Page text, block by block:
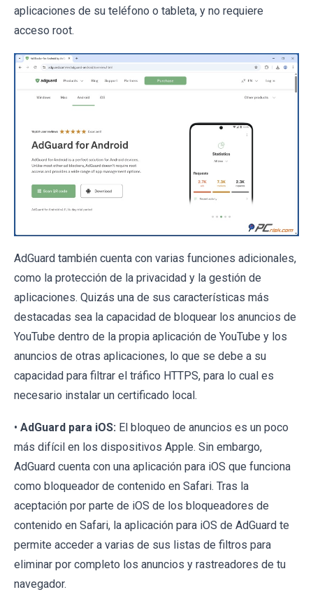
aplicaciones de su teléfono o tableta, y no requiere
acceso root.
AdGuard también cuenta con varias funciones adicionales,
como la protección de la privacidad y la gestión de
aplicaciones. Quizás una de sus características más
destacadas sea la capacidad de bloquear los anuncios de
YouTube dentro de la propia aplicación de YouTube y los
anuncios de otras aplicaciones, lo que se debe a su
capacidad para filtrar el tráfico HTTPS, para lo cual es
necesario instalar un certificado local.
• AdGuard para iOS: El bloqueo de anuncios es un poco
más difícil en los dispositivos Apple. Sin embargo,
AdGuard cuenta con una aplicación para iOS que funciona
como bloqueador de contenido en Safari. Tras la
aceptación por parte de iOS de los bloqueadores de
contenido en Safari, la aplicación para iOS de AdGuard te
permite acceder a varias de sus listas de filtros para
eliminar por completo los anuncios y rastreadores de tu
navegador.